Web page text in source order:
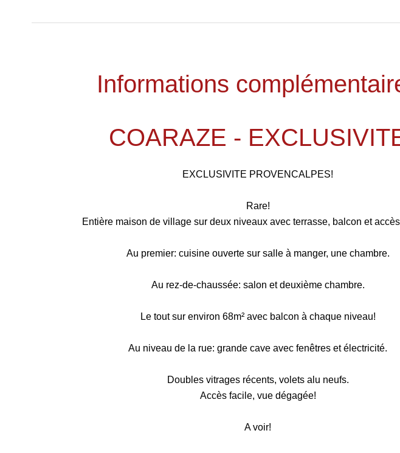
Informations
COARAZE -
EXCLUSIVITE PROVENCALPES!
Rare!
Entière maison de village sur deux niveaux avec terrasse, balcon et
Au premier: cuisine ouverte sur salle à manger, une chambre.
Au rez-de-chaussée: salon et deuxième chambre.
Le tout sur environ 68m² avec balcon à chaque niveau!
Au niveau de la rue: grande cave avec fenêtres et électricité.
Doubles vitrages récents, volets alu neufs.
Accès facile, vue dégagée!
A voir!